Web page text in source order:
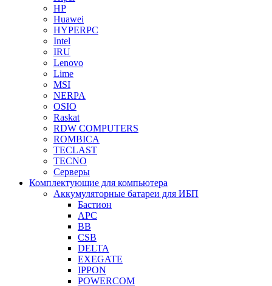
HP
Huawei
HYPERPC
Intel
IRU
Lenovo
Lime
MSI
NERPA
OSIO
Raskat
RDW COMPUTERS
ROMBICA
TECLAST
TECNO
Серверы
Комплектующие для компьютера
Аккумуляторные батареи для ИБП
Бастион
APC
BB
CSB
DELTA
EXEGATE
IPPON
POWERCOM